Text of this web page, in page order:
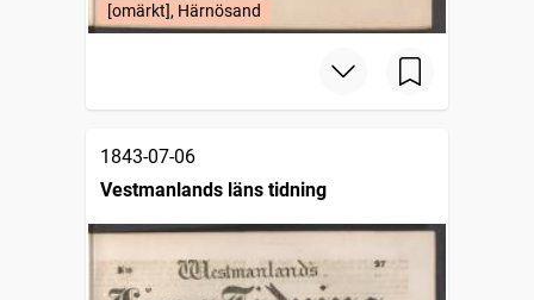
[omärkt], Härnösand
1843-07-06
Vestmanlands läns tidning